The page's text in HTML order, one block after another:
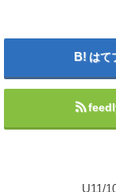
はて
U11/